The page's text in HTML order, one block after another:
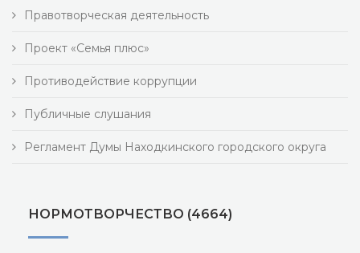
Правотворческая деятельность
Проект «Семья плюс»
Противодействие коррупции
Публичные слушания
Регламент Думы Находкинского городского округа
НОРМОТВОРЧЕСТВО (4664)